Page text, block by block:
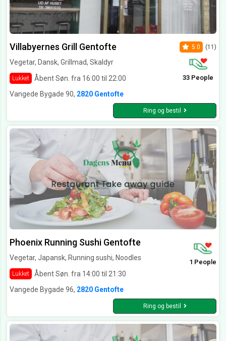
Villabyernes Grill Gentofte
Vegetar, Dansk, Grillmad, Skaldyr
Lukket Åbent Søn. fra 16:00 til 22:00
5.0 (11)
33 People
Vangede Bygade 90, 2820 Gentofte
Ring og bestil
Phoenix Running Sushi Gentofte
Vegetar, Japansk, Running sushi, Noodles
Lukket Åbent Søn. fra 14:00 til 21:30
1 People
Vangede Bygade 96, 2820 Gentofte
Ring og bestil